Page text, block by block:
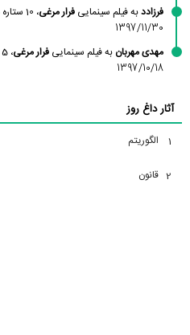
فرزاددبه فیلم سینمایی فرار مرغی، 10 ستاره داد.
1397/11/30
مهدی مهربان به فیلم سینمایی فرار مرغی، 5 ستاره داد.
1397/10/18
آثار داغ روز
1 الگوریتم
2 قانون